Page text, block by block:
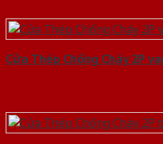
Cửa Thép Chống Cháy 2P